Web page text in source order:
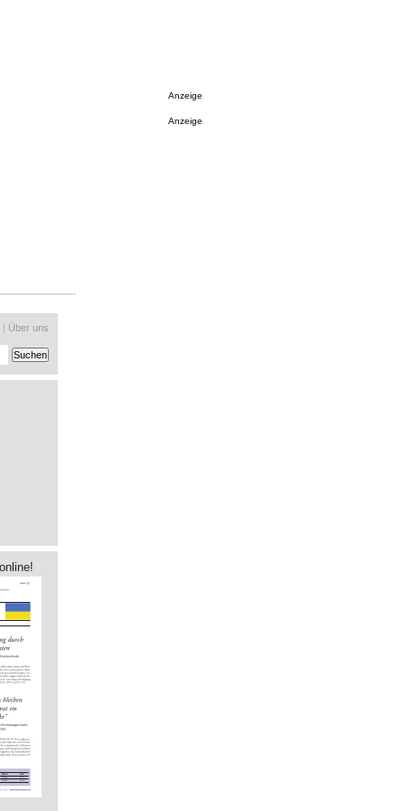
Anzeige
Anzeige
| Über uns